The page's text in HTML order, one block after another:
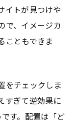
イトが見つけや
で、イメージカ
こともできま
をチェックしま
すぎて逆効果に
す。配置は「ど